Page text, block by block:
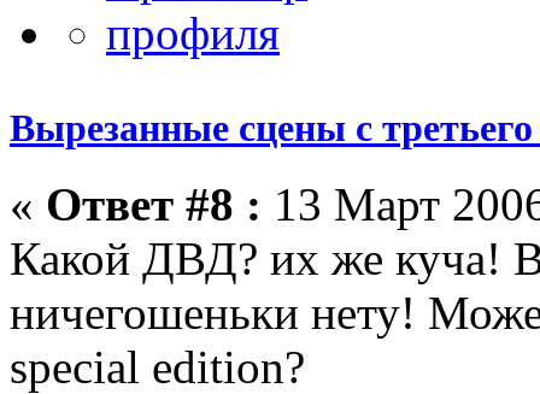
Вырезанные сцены с третьего
« Ответ #8 : 13 Март
Какой ДВД? их же куча!
ничегошеньки нету!
special edition?